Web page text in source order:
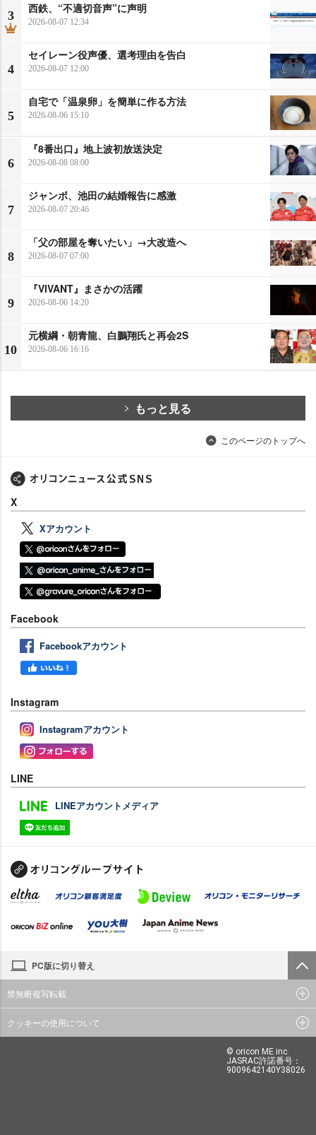
3
西鉄、“不適切音声”に声明
2026-08-07 12:34
4
セイレーン役声優、選考理由を告白
2026-08-07 12:00
5
自宅で「温泉卵」を簡単に作る方法
2026-08-06 15:10
6
『8番出口』地上波初放送決定
2026-08-08 08:00
7
ジャンボ、池田の結婚報告に感激
2026-08-07 20:46
8
「父の部屋を奪いたい」→大改造へ
2026-08-07 07:00
9
『VIVANT』まさかの活躍
2026-08-06 14:20
10
元横綱・朝青龍、白鵬翔氏と再会2S
2026-08-06 16:16
もっと見る
このページのトップへ
X
Xアカウント
Facebook
Facebookアカウント
Instagram
Instagramアカウント
LINE
LINEアカウントメディア
PC版に切り替え
禁無断複写転載
クッキーの使用について
© oricon ME inc.
JASRAC許諾番号：
9009642140Y38026